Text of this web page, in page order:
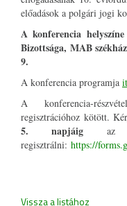
előadások a polgári jogi
A konferencia
Bizottsága, MAB
9.
A konferencia programja
A konferencia-
regisztrációhoz kötött.
5. napjáig az
regisztrálni: https://
Vissza a listához